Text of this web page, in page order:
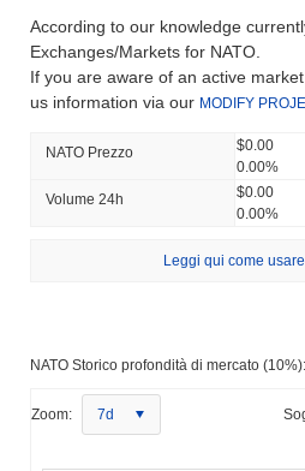
According to our knowledge
Exchanges/Markets for NATO.
If you are aware of an active
us information via our MODIFY
NATO Prezzo
$0.00
0.00%
Volume 24h
$0.00
0.00%
Leggi qui come
NATO Storico profondità di mercato (10%):
Zoom: 7d